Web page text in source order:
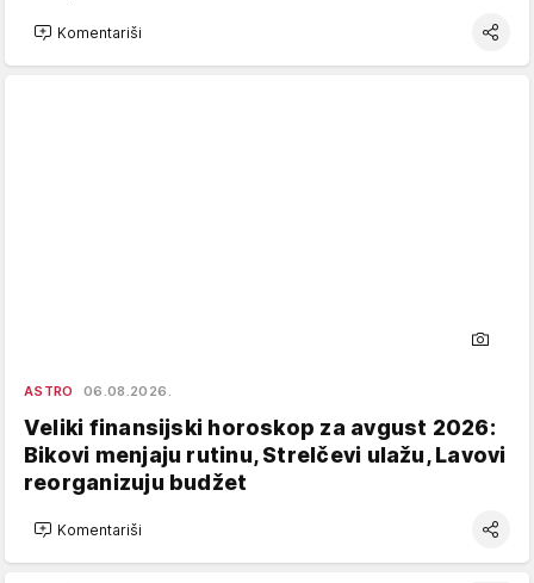
Komentariši
ASTRO 06.08.2026.
Veliki finansijski horoskop za avgust 2026:
Bikovi menjaju rutinu, Strelčevi ulažu, Lavovi
reorganizuju budžet
Komentariši